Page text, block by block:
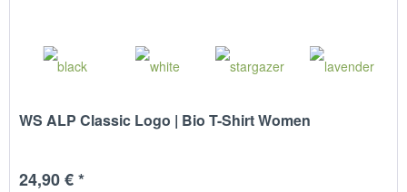
WS ALP Classic Logo | Bio T-Shirt Women
24,90 € *